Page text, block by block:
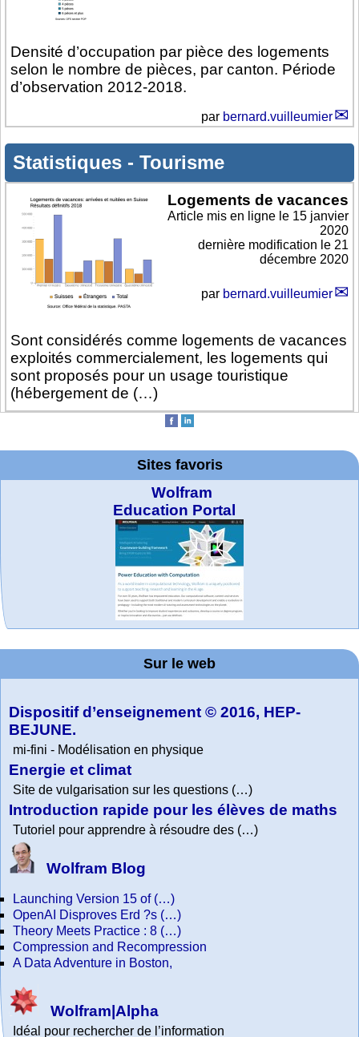
Densité d’occupation par pièce des logements
selon le nombre de pièces, par canton. Période
d’observation 2012-2018.
par bernard.vuilleumier
Statistiques - Tourisme
Logements de vacances
Sont considérés comme logements de vacances
exploités commercialement, les logements qui
sont proposés pour un usage touristique
(hébergement de (…)
Article mis en ligne le 15 janvier
2020
dernière modification le 21
décembre 2020
par bernard.vuilleumier
Sites favoris
WolframTones :
Generate a
Composition
Wolfram
Education Portal
Arts-Scènes
Office fédéral de
la statistique
Wolfram
Demonstrations
Project. College
Physics
TED Talks
Online math
practice and
lessons
Wolfram web
resources
Wolfram
Mathematica
Tutorial
Collection
MATHCURVE.CO
M
Sur le web
Dispositif d’enseignement © 2016, HEP-
BEJUNE.
mi-fini - Modélisation en physique
Energie et climat
Site de vulgarisation sur les questions (…)
Introduction rapide pour les élèves de maths
Tutoriel pour apprendre à résoudre des (…)
Wolfram Blog
Launching Version 15 of (…)
OpenAI Disproves Erd ?s (…)
Theory Meets Practice : 8 (…)
Compression and Recompression
A Data Adventure in Boston,
Wolfram|Alpha
Idéal pour rechercher de l’information